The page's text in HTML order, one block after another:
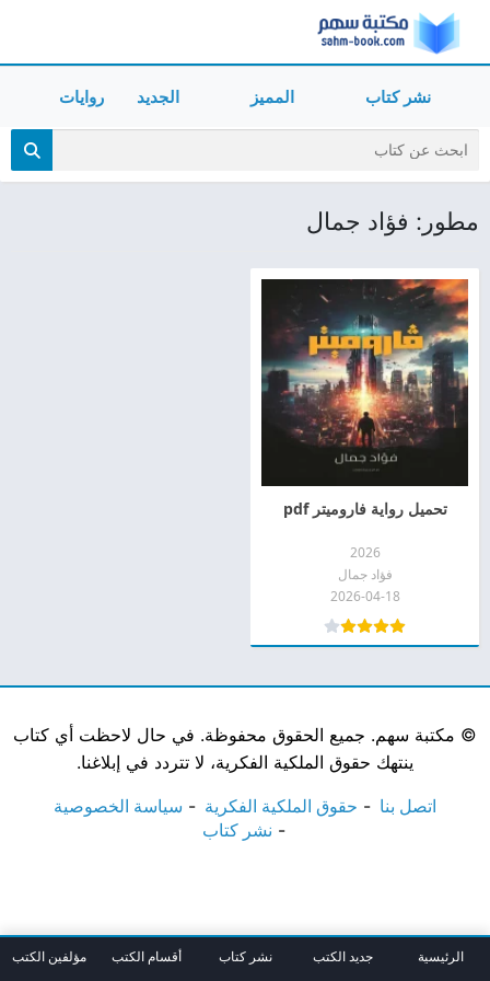
نشر كتاب المميز الجديد روايات
مطور: فؤاد جمال
تحميل رواية فاروميتر pdf
2026
فؤاد جمال
2026-04-18
© مكتبة سهم. جميع الحقوق محفوظة. في حال لاحظت أي كتاب
ينتهك حقوق الملكية الفكرية، لا تتردد في إبلاغنا.
اتصل بنا حقوق الملكية الفكرية
سياسة الخصوصية
نشر كتاب
الرئيسية جديد الكتب نشر كتاب أقسام الكتب مؤلفين الكتب